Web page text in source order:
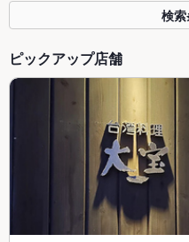
検
ピックアップ店舗